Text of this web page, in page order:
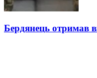
Бердянець отримав